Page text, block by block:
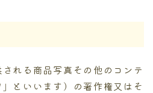
れる商品写真その他のコンテ
といいます）の著作権又はそ